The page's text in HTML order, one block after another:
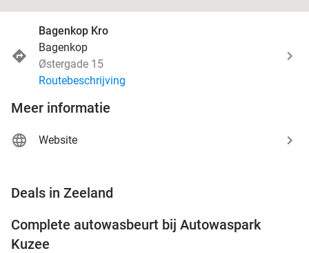
Bagenkop Kro
Bagenkop
Østergade 15
Routebeschrijving
Meer informatie
Website
Deals in Zeeland
Complete autowasbeurt bij Autowaspark
Kuzee